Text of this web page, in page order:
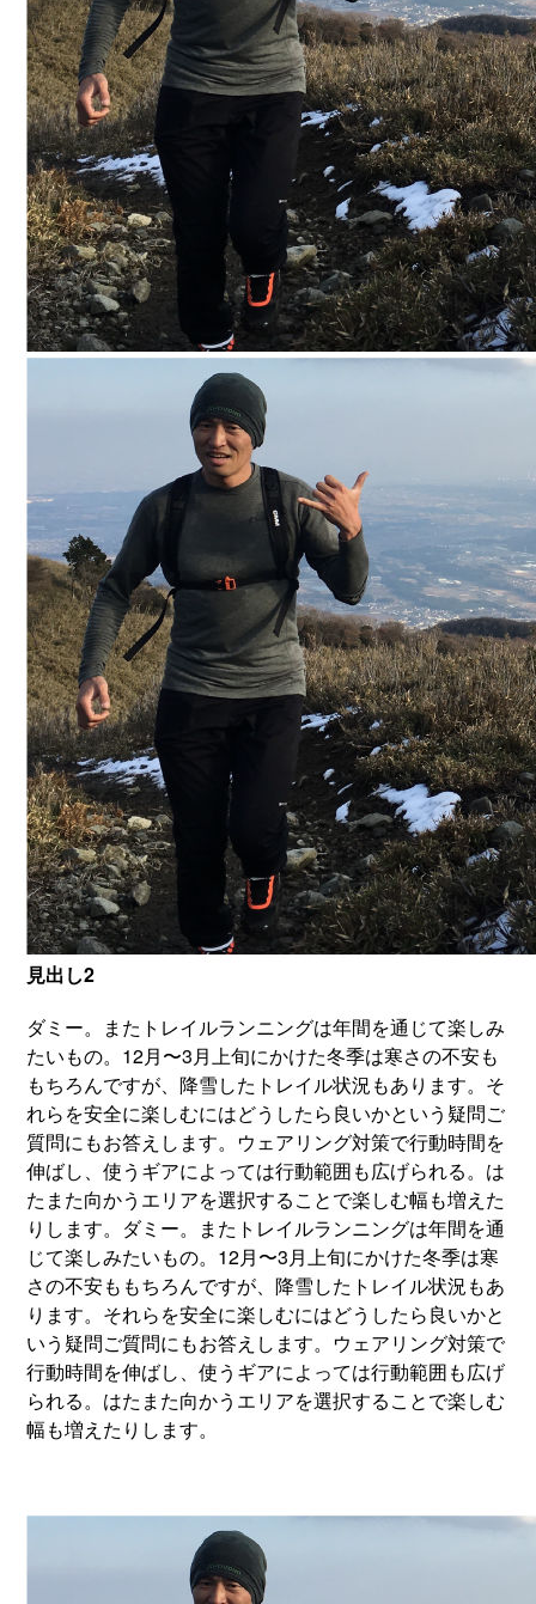
見出し2
ダミー。またトレイルランニングは年間を通じて楽しみ
たいもの。12月〜3月上旬にかけた冬季は寒さの不安も
もちろんですが、降雪したトレイル状況もあります。そ
れらを安全に楽しむにはどうしたら良いかという疑問ご
質問にもお答えします。ウェアリング対策で行動時間を
伸ばし、使うギアによっては行動範囲も広げられる。は
たまた向かうエリアを選択することで楽しむ幅も増えた
りします。ダミー。またトレイルランニングは年間を通
じて楽しみたいもの。12月〜3月上旬にかけた冬季は寒
さの不安ももちろんですが、降雪したトレイル状況もあ
ります。それらを安全に楽しむにはどうしたら良いかと
いう疑問ご質問にもお答えします。ウェアリング対策で
行動時間を伸ばし、使うギアによっては行動範囲も広げ
られる。はたまた向かうエリアを選択することで楽しむ
幅も増えたりします。